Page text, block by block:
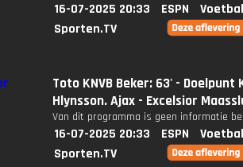
16-07-2025 20:33 ESPN
Sporten.TV
Toto KNVB Beker: 63' - Doelpunt
Hlynsson. Ajax - Excelsior
Van dit programma is geen informatie
16-07-2025 20:33 ESPN
Sporten.TV